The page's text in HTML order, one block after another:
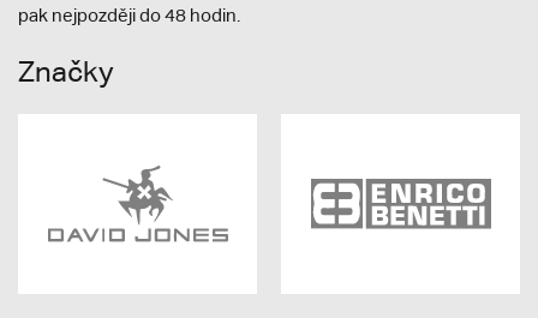
pak nejpozději do 48 hodin.
Značky